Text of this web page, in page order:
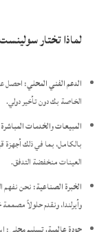
لماذا تختار
الدعم الفني المحلي:احصل
الخاصة بك دون تأخير دولي.
المبيعات والخدمات
بالكامل، بما في ذلك
العينات منخفضة التدفق.
الخبرة الصناعية:نحن نفهم
وأيرلندا، ونقدم حلولاً